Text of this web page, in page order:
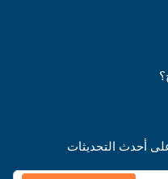
أحدث التحديثات